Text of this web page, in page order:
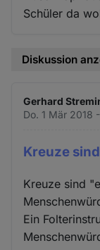
Schüler da
Diskussion
Gerhard
Do. 1 Mär 2018
Kreuze
Kreuze sind
Ein